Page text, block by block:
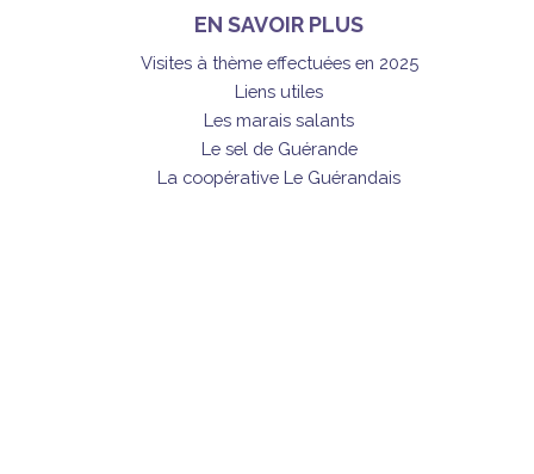
EN SAVOIR PLUS
Visites à thème effectuées en 2025
Liens utiles
Les marais salants
Le sel de Guérande
La coopérative Le Guérandais